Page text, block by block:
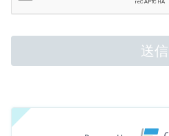
送信